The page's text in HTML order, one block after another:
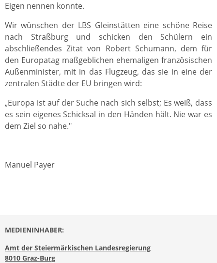
Eigen nennen konnte.
Wir wünschen der LBS Gleinstätten eine schöne Reise
nach Straßburg und schicken den Schülern ein
abschließendes Zitat von Robert Schumann, dem für
den Europatag maßgeblichen ehemaligen französischen
Außenminister, mit in das Flugzeug, das sie in eine der
zentralen Städte der EU bringen wird:
„Europa ist auf der Suche nach sich selbst; Es weiß, dass
es sein eigenes Schicksal in den Händen hält. Nie war es
dem Ziel so nahe."
Manuel Payer
MEDIENINHABER:
Amt der Steiermärkischen Landesregierung
8010 Graz-Burg